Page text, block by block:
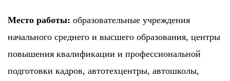
Место работы: образовательные учреждения
начального среднего и высшего образования, центры
повышения квалификации и профессиональной
подготовки кадров, автотехцентры, автошколы,